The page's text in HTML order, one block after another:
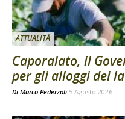
ATTUALITÀ
Caporalato, il
per gli alloggi dei
Di Marco Pederzoli 5 Agosto 2026